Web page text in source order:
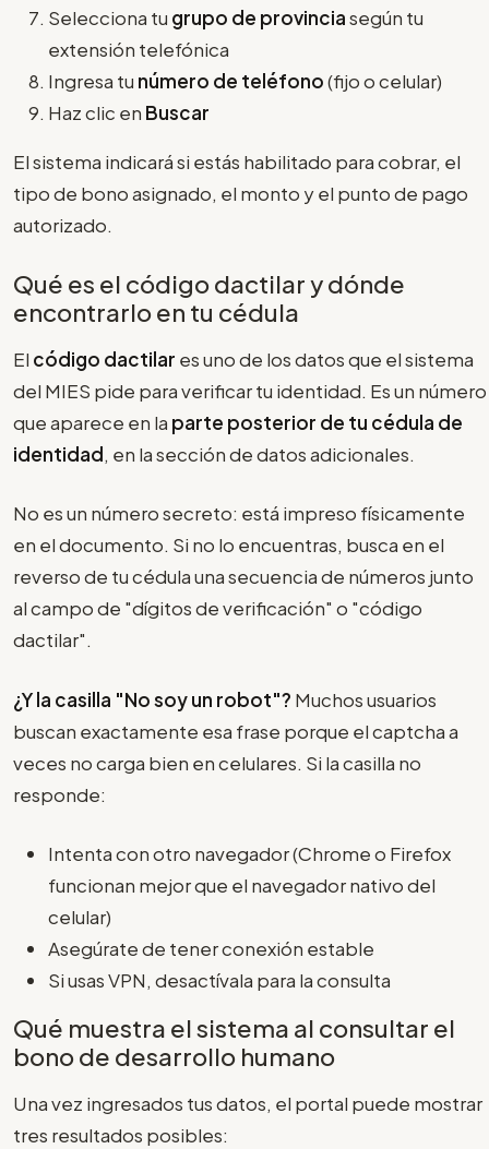
Selecciona tu grupo de provinciasegún tu
extensión telefónica
Ingresa tu número de teléfono(fijo o celular)
Haz clic en Buscar
El sistema indicará si estás habilitado para cobrar, el
tipo de bono asignado, el monto y el punto de pago
autorizado.
Qué es el código dactilar y dónde
encontrarlo en tu cédula
El código dactilar es uno de los datos que el sistema
del MIES pide para verificar tu identidad. Es un número
que aparece en la parte posterior de tu cédula de
identidad, en la sección de datos adicionales.
No es un número secreto: está impreso físicamente
en el documento. Si no lo encuentras, busca en el
reverso de tu cédula una secuencia de números junto
al campo de "dígitos de verificación" o "código
dactilar".
¿Y la casilla "No soy un robot"? Muchos usuarios
buscan exactamente esa frase porque el captcha a
veces no carga bien en celulares. Si la casilla no
responde:
Intenta con otro navegador (Chrome o Firefox
funcionan mejor que el navegador nativo del
celular)
Asegúrate de tener conexión estable
Si usas VPN, desactívala para la consulta
Qué muestra el sistema al consultar el
bono de desarrollo humano
Una vez ingresados tus datos, el portal puede mostrar
tres resultados posibles: